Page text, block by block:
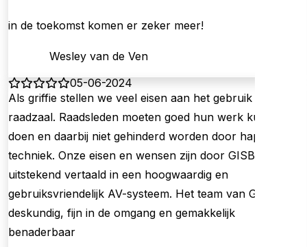
in de toekomst komen er zeker meer!
Wesley van de Ven
05-06-2024
Als griffie stellen we veel eisen aan het gebruik van een
raadzaal. Raadsleden moeten goed hun werk kunnen
doen en daarbij niet gehinderd worden door haperende
techniek. Onze eisen en wensen zijn door GISB
uitstekend vertaald in een hoogwaardig en
gebruiksvriendelijk AV-systeem. Het team van GISB is
deskundig, fijn in de omgang en gemakkelijk
benaderbaar